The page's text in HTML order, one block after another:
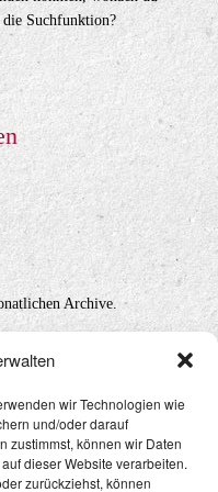
wir Technologien wie
und/oder darauf
zustimmst, können wir Daten
dieser Website verarbeiten.
zurückziehst, können
Suchfunktion?
Archive.